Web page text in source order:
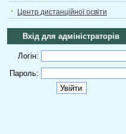
Центр дистанційної освіти
Вхід для адміністраторів
Логін:
Пароль: